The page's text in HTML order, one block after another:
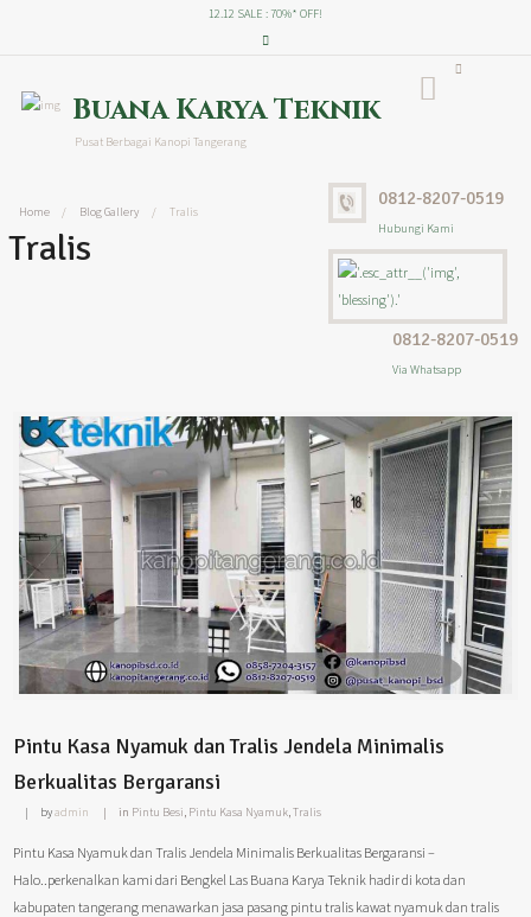
12.12 SALE : 70%* OFF!
Buana Karya Teknik
Pusat Berbagai Kanopi Tangerang
0812-8207-0519
Hubungi Kami
0812-8207-0519
Via Whatsapp
Home Blog Gallery Tralis
Tralis
Pintu Kasa Nyamuk dan Tralis Jendela Minimalis
Berkualitas Bergaransi
byadmin in Pintu Besi, Pintu Kasa Nyamuk, Tralis
Pintu Kasa Nyamuk dan Tralis Jendela Minimalis Berkualitas Bergaransi –
Halo..perkenalkan kami dari Bengkel Las Buana Karya Teknik hadir di kota dan
kabupaten tangerang menawarkan jasa pasang pintu tralis kawat nyamuk dan tralis